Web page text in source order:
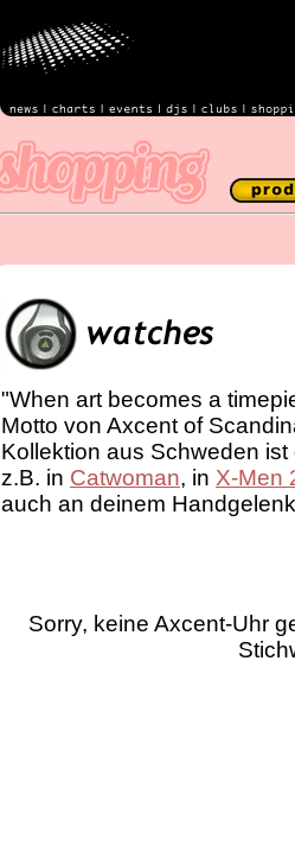
"When art becomes a
Motto von Axcent of
Kollektion aus Schweden
z.B. in Catwoman, in X-Men
auch an deinem
Sorry, keine Axcent-Uhr